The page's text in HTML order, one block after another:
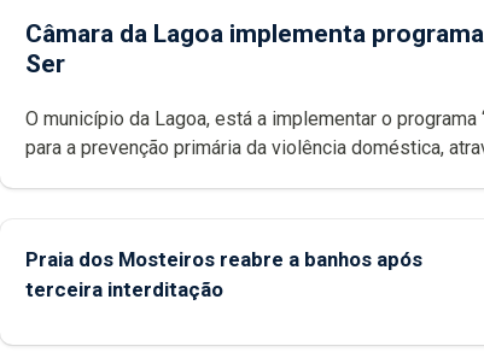
Câmara da Lagoa implementa
Ser
O município da Lagoa, está a implementar o programa
para a prevenção primária da violência doméstica,
Praia dos Mosteiros reabre a banhos após
terceira interditação